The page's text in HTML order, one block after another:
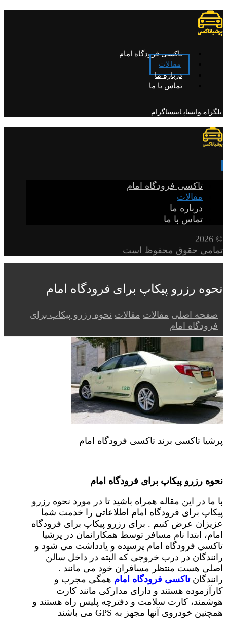
تاکسی فرودگاه امام
مقالات
درباره ما
تماس با ما
تلگرام واتساپ اینستاگرام
تاکسی فرودگاه امام
مقالات
درباره ما
تماس با ما
© 2026
تمامی حقوق محفوظ است
نحوه رزرو پیکاپ برای فرودگاه امام
صفحه اصلی مقالات مقالات نحوه رزرو پیکاپ برای
فرودگاه امام
پرشیا تاکسی برند تاکسی فرودگاه امام
نحوه رزرو پیکاپ برای فرودگاه امام
با ما در این مقاله همراه باشید تا در مورد نحوه رزرو
پیکاپ برای فرودگاه امام اطلاعاتی را خدمت شما
عزیزان عرض کنیم . برای رزرو پیکاپ برای فرودگاه
امام، ابتدا نام مسافر توسط همکارانمان در پرشیا
تاکسی فرودگاه امام پرسیده و یادداشت می شود و
رانندگان در درب خروجی که البته در داخل سالن
اصلی هست منتظر مسافران خود می مانند .
رانندگانتاکسی فرودگاه امام همگی مجرب و
کارآزموده هستند و دارای مدارکی مانند کارت
هوشمند، کارت سلامت و دفترچه پلیس راه هستند و
همچنین خودروی آنها مجهز به GPS می باشند